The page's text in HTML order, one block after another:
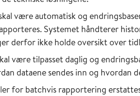
være automatisk og
Systemet håndterer
derfor ikke holde oversikt over
være tilpasset daglig og
dataene sendes inn og hvordan
for batchvis rapportering